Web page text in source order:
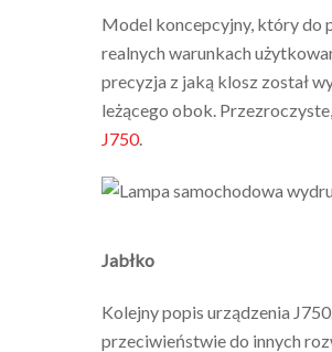
Model koncepcyjny, który do
realnych warunkach
precyzja z jaką klosz został
leżącego obok.
J750.
Jabłko
Kolejny popis urządzenia
przeciwieństwie do innych